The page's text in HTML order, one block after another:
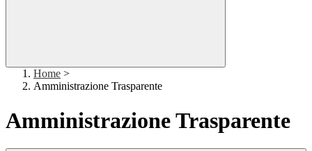
Home >
Amministrazione Trasparente
Amministrazione Trasparente